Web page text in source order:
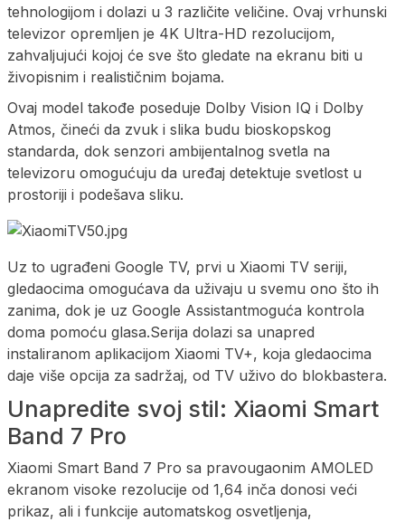
tehnologijom i dolazi u 3 različite veličine. Ovaj vrhunski
televizor opremljen je 4K Ultra-HD rezolucijom,
zahvaljujući kojoj će sve što gledate na ekranu biti u
živopisnim i realističnim bojama.
Ovaj model takođe poseduje Dolby Vision IQ i Dolby
Atmos, čineći da zvuk i slika budu bioskopskog
standarda, dok senzori ambijentalnog svetla na
televizoru omogućuju da uređaj detektuje svetlost u
prostoriji i podešava sliku.
Uz to ugrađeni Google TV, prvi u Xiaomi TV seriji,
gledaocima omogućava da uživaju u svemu ono što ih
zanima, dok je uz Google Assistantmoguća kontrola
doma pomoću glasa.Serija dolazi sa unapred
instaliranom aplikacijom Xiaomi TV+, koja gledaocima
daje više opcija za sadržaj, od TV uživo do blokbastera.
Unapredite svoj stil: Xiaomi Smart
Band 7 Pro
Xiaomi Smart Band 7 Pro sa pravougaonim AMOLED
ekranom visoke rezolucije od 1,64 inča donosi veći
prikaz, ali i funkcije automatskog osvetljenja,